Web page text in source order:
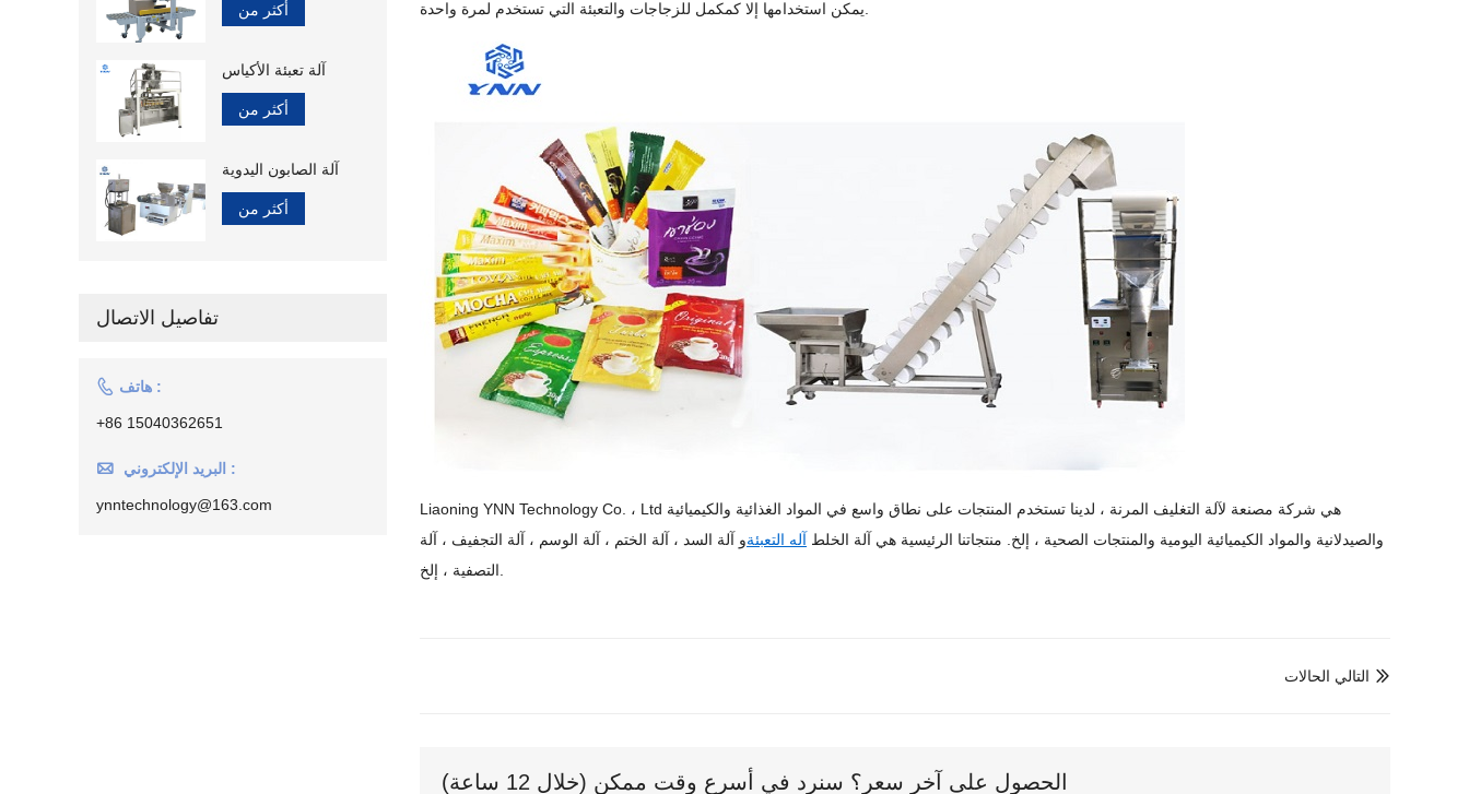
Liaoning YNN Technology Co. ، Ltd هي شركة مصنعة لآلة التغليف المرنة ، لدينا تستخدم المنتجات على نطاق واسع في المواد الغذائية والكيميائية
والصيدلانية والمواد الكيميائية اليومية والمنتجات الصحية ، إلخ . منتجاتنا الرئيسية هي آلة الخلط آله التعبئةو آلة السد ، آلة الختم ، آلة الوسم ، آلة التجفيف ، آلة
 التالي الحالات
الحصول على آخر سعر؟ سنرد في أسرع وقت ممكن (خلال 12 ساعة)
أكثر من
آلة تعبئة الأكياس
أكثر من
آلة الصابون اليدوية
أكثر من
تفاصيل الاتصال
 هاتف :
+86 15040362651
 البريد الإلكتروني :
ynntechnology@163.com